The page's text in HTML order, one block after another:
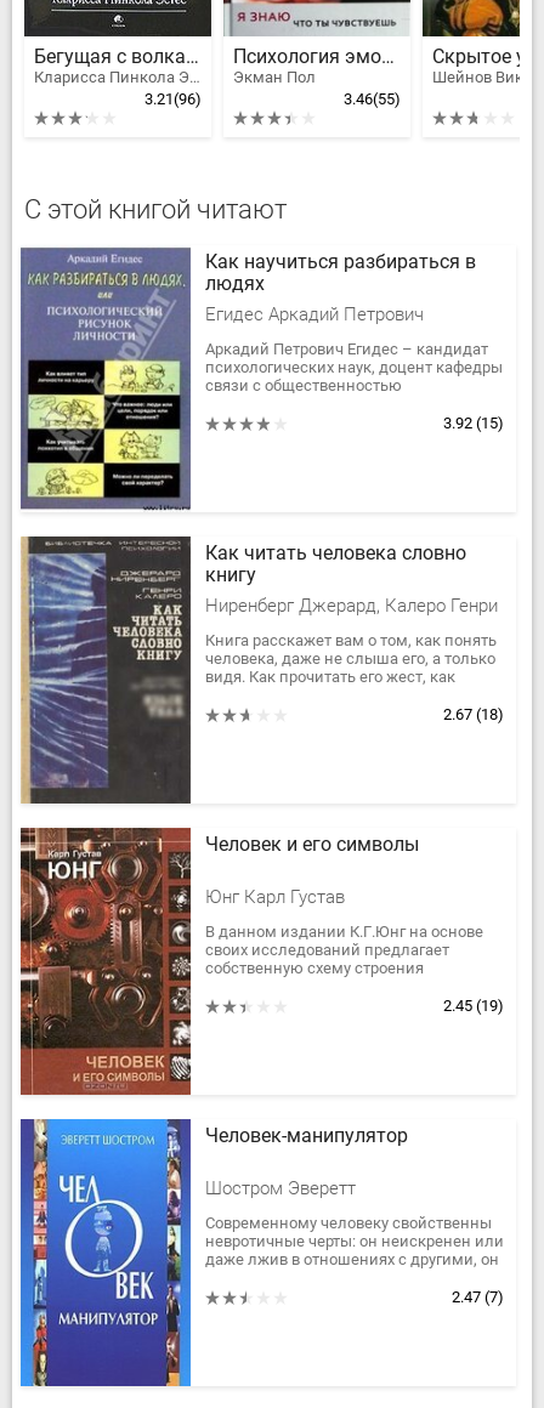
Бегущая с волками. Женский архетип в мифах и сказаниях
Кларисса Пинкола Эстес
3.21(96)
Психология эмоций. Я знаю, что ты чувствуешь
Экман Пол
3.46(55)
С этой книгой читают
Как научиться разбираться в
людях
Егидес Аркадий Петрович
Аркадий Петрович Егидес – кандидат
психологических наук, доцент кафедры
связи с общественностью
управления, специалист в вопросах
3.92 (15)
Как читать человека словно
книгу
Ниренберг Джерард, Калеро Генри
Книга расскажет вам о том, как понять
человека, даже не слыша его, а только
видя. Как прочитать его жест, как
Также в книге вы...
2.67 (18)
Человек и его символы
Юнг Карл Густав
В данном издании К.Г.Юнг на основе
своих исследований предлагает
собственную схему строения
исследований для Юнга были прежде
2.45 (19)
Человек-манипулятор
Шостром Эверетт
Современному человеку свойственны
невротичные черты: он неискренен или
даже лжив в отношениях с другими, он
повседневных проблем, он...
2.47 (7)